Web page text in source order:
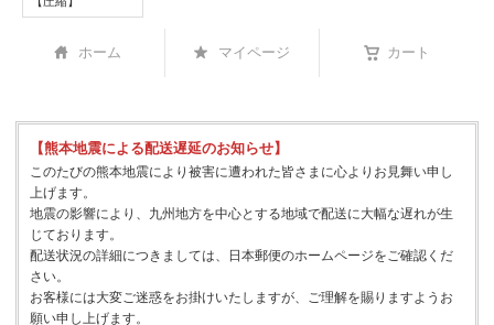
ホーム マイページ カート
【熊本地震による配送遅延のお知らせ】
このたびの熊本地震により被害に遭われた皆さまに心よりお見舞い申し
上げます。
地震の影響により、九州地方を中心とする地域で配送に大幅な遅れが生
じております。
配送状況の詳細につきましては、日本郵便のホームページをご確認くだ
さい。
お客様には大変ご迷惑をお掛けいたしますが、ご理解を賜りますようお
願い申し上げます。